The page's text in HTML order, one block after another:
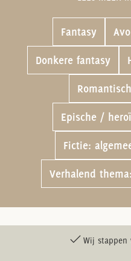
Fantasy
Donkere fantasy
Epische /
Fictie:
Verhalend
Wij stappen